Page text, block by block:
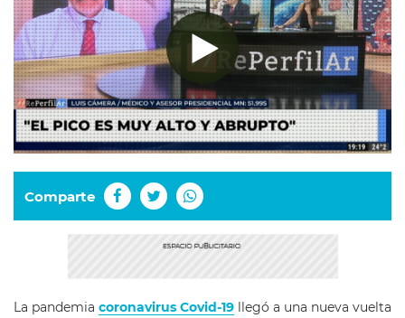
Comparte
La pandemia coronavirus Covid-19 llegó a una nueva vuelta